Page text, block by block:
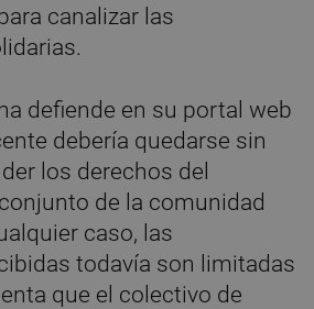
canalizar las
defiende en su portal web
debería quedarse sin
los derechos del
de la comunidad
caso, las
todavía son limitadas
que el colectivo de